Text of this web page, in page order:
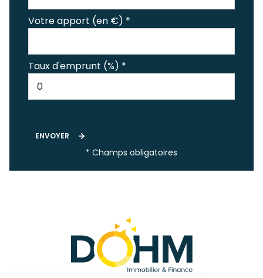
Votre apport (en €) *
Taux d'emprunt (%) *
ENVOYER
* Champs obligatoires